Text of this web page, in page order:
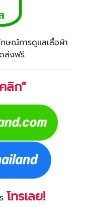
ษณ์การดูแลเสื้อผ้า
ส่งฟรี
ลิก"
โทรเลย!